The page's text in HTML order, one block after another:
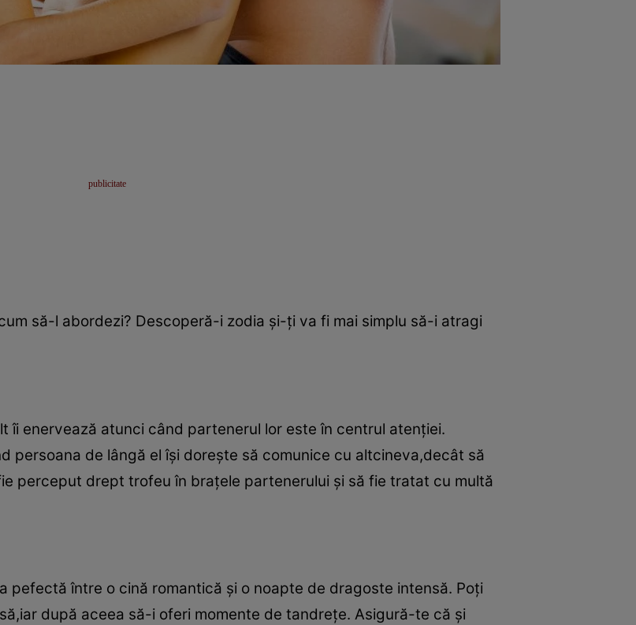
să-l abordezi? Descoperă-i zodia şi-ţi va fi mai simplu să-i atragi
îi enervează atunci când partenerul lor este în centrul atenţiei.
persoana de lângă el îşi doreşte să comunice cu altcineva,decât să
perceput drept trofeu în braţele partenerului şi să fie tratat cu multă
pefectă între o cină romantică şi o noapte de dragoste intensă. Poţi
după aceea să-i oferi momente de tandreţe. Asigură-te că şi